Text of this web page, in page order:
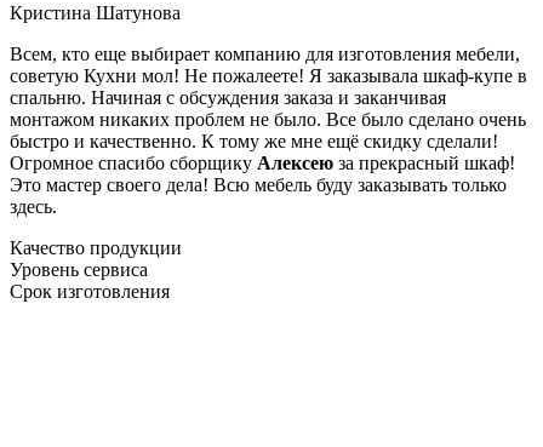
Кристина Шатунова
Всем, кто еще выбирает компанию для изготовления мебели,
советую Кухни мол! Не пожалеете! Я заказывала шкаф-купе в
спальню. Начиная с обсуждения заказа и заканчивая
монтажом никаких проблем не было. Все было сделано очень
быстро и качественно. К тому же мне ещё скидку сделали!
Огромное спасибо сборщику Алексею за прекрасный шкаф!
Это мастер своего дела! Всю мебель буду заказывать только
здесь.
Качество продукции
Уровень сервиса
Срок изготовления